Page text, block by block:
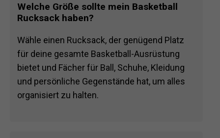
Welche Größe sollte mein Basketball
Rucksack haben?
Wähle einen Rucksack, der genügend Platz
für deine gesamte Basketball-Ausrüstung
bietet und Fächer für Ball, Schuhe, Kleidung
und persönliche Gegenstände hat, um alles
organisiert zu halten.